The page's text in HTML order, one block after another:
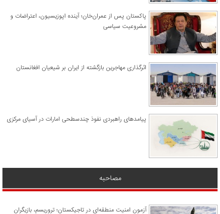
پاکستان پس از عمران‌خان؛ آینده اپوزیسیون، اعتراضات و
مشروعیت سیاسی
اثرگذاری مهاجرین بازگشته از ایران بر شیعیان افغانستان
پیامدهای راهبردی نفوذ چندسطحی امارات در آسیای مرکزی
مصاحبه
آزمون امنیت منطقه‌ای در تاجیکستان؛ تروریسم، بازیگران